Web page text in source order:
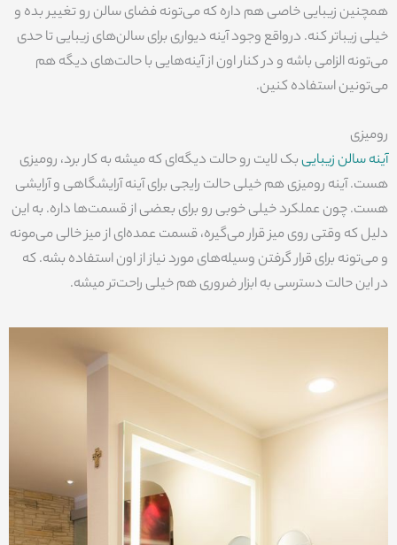
همچنین زیبایی خاصی هم داره که می‌تونه فضای سالن رو تغییر بده و
خیلی زیباتر کنه. درواقع وجود آینه دیواری برای سالن‌های زیبایی تا حدی
می‌تونه الزامی باشه و در کنار اون از آینه‌هایی با حالت‌های دیگه هم
می‌تونین استفاده کنین.
رومیزی
آینه سالن زیباییبک لایت رو حالت دیگه‌ای که میشه به کار برد، رومیزی
هست. آینه رومیزی هم خیلی حالت رایجی برای آینه آرایشگاهی و آرایشی
هست. چون عملکرد خیلی خوبی رو برای بعضی از قسمت‌ها داره. به این
دلیل که وقتی روی میز قرار می‌گیره، قسمت عمده‌ای از میز خالی می‌مونه
و می‌تونه برای قرار گرفتن وسیله‌های مورد نیاز از اون استفاده بشه. که
در این حالت دسترسی به ابزار ضروری هم خیلی راحت‌تر میشه.